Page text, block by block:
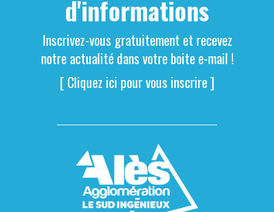
d'informations
Inscrivez-vous gratuitement et recevez
notre actualité dans votre boite e-mail !
[ Cliquez ici pour vous inscrire ]